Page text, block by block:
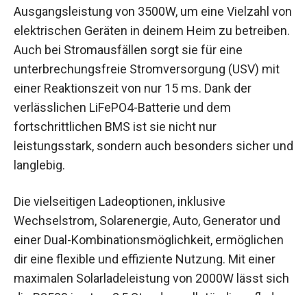
Ausgangsleistung von 3500W, um eine Vielzahl von
elektrischen Geräten in deinem Heim zu betreiben.
Auch bei Stromausfällen sorgt sie für eine
unterbrechungsfreie Stromversorgung (USV) mit
einer Reaktionszeit von nur 15 ms. Dank der
verlässlichen LiFePO4-Batterie und dem
fortschrittlichen BMS ist sie nicht nur
leistungsstark, sondern auch besonders sicher und
langlebig.
Die vielseitigen Ladeoptionen, inklusive
Wechselstrom, Solarenergie, Auto, Generator und
einer Dual-Kombinationsmöglichkeit, ermöglichen
dir eine flexible und effiziente Nutzung. Mit einer
maximalen Solarladeleistung von 2000W lässt sich